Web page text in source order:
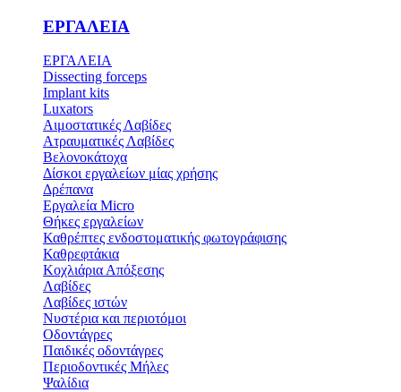
ΕΡΓΑΛΕΙΑ
ΕΡΓΑΛΕΙΑ
Dissecting forceps
Implant kits
Luxators
Αιμοστατικές Λαβίδες
Ατραυματικές Λαβίδες
Βελονοκάτοχα
Δίσκοι εργαλείων μίας χρήσης
Δρέπανα
Εργαλεία Micro
Θήκες εργαλείων
Καθρέπτες ενδοστοματικής φωτογράφισης
Καθρεφτάκια
Κοχλιάρια Απόξεσης
Λαβίδες
Λαβίδες ιστών
Νυστέρια και περιοτόμοι
Οδοντάγρες
Παιδικές οδοντάγρες
Περιοδοντικές Μήλες
Ψαλίδια